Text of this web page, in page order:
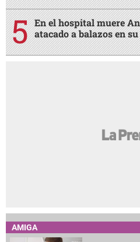
En el hospital muere
atacado a balazos en
AMIGA